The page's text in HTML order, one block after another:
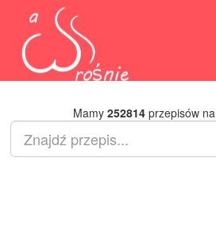
Mamy 252814przepisów na